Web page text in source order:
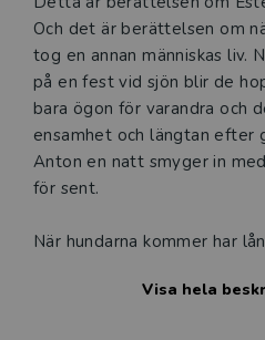
Och det är berättelsen om
tog en annan människas liv.
på en fest vid sjön blir de
bara ögon för varandra och
ensamhet och längtan efter
Anton en natt smyger in
för sent.
När hundarna kommer har
berättelse om kärlek,
Visa hela